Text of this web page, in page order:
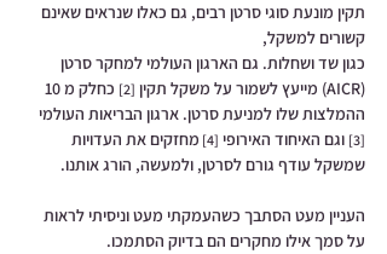
תקין מונעת סוגי סרטן רבים, גם כאלו שנראים שאינם
קשורים למשקל,
כגון שד ושחלות. גם הארגון העולמי למחקר סרטן
(AICR) מייעץ לשמור על משקל תקין
[2]
ההמלצות שלו למניעת סרטן. ארגון הבריאות העולמי
[3] וגם האיחוד האירופי [4]
מחזקים את העדויות
שמשקל עודף גורם לסרטן, ולמעשה, הורג אותנו.
העניין מעט הסתבך כשהעמקתי מעט וניסיתי לראות
על סמך אילו מחקרים הם בדיוק הסתמכו.